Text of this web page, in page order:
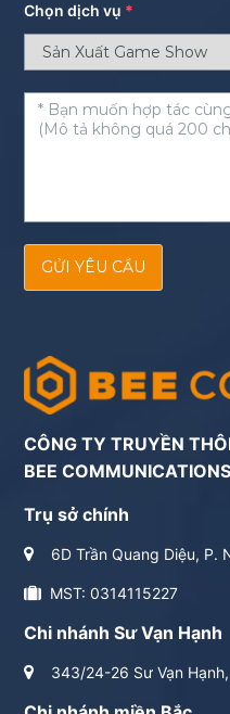
Chọn dịch vụ *
GỬI YÊU CẦU
CÔNG TY TRUYỀN
BEE
Trụ sở chính
6D Trần Quang Diệu, P.
MST: 0314115227
Chi nhánh Sư Vạn Hạnh
343/24-26 Sư Vạn